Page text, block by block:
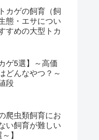
カゲの飼育（飼
態・エサについ
すめの大型トカ
ゲ5選】～高価
どんなやつ？～
段
爬虫類飼育にお
い飼育が難しい
】